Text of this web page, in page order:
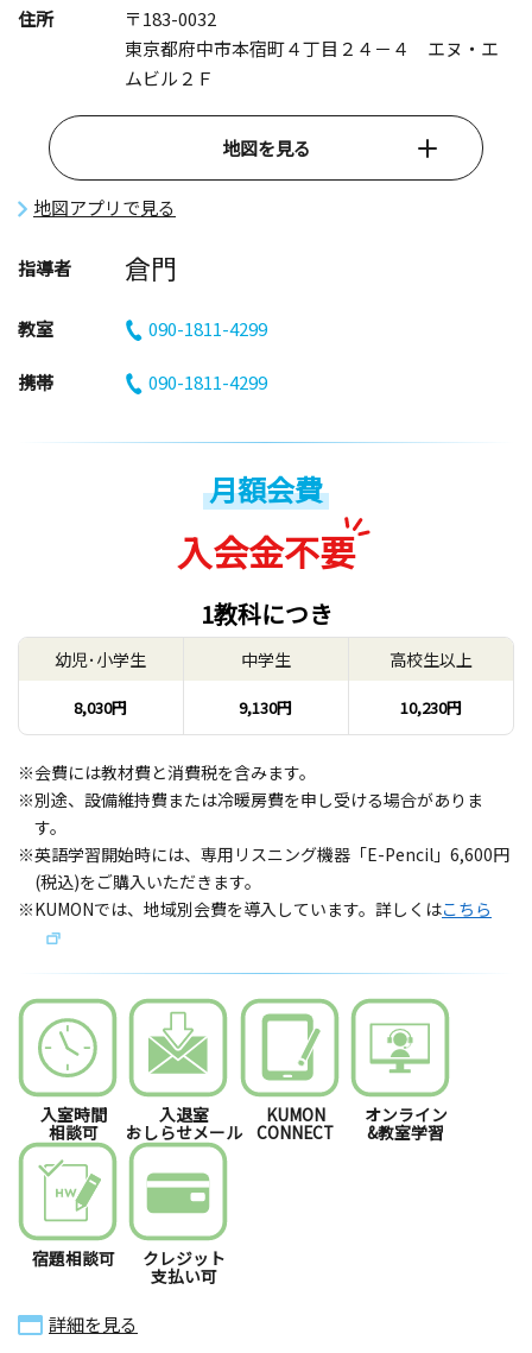
住所
〒183-0032
東京都府中市本宿町４丁目２４－４ エヌ・エ
ムビル２Ｆ
地図を見る
地図アプリで見る
指導者 倉門
教室 090-1811-4299
携帯 090-1811-4299
月額会費
入会金不要
1教科につき
幼児･小学生
8,030円
中学生
9,130円
高校生以上
10,230円
※会費には教材費と消費税を含みます。
※別途、設備維持費または冷暖房費を申し受ける場合がありま
す。
※英語学習開始時には、専用リスニング機器「E-Pencil」6,600円
(税込)をご購入いただきます。
※KUMONでは、地域別会費を導入しています。詳しくはこちら
入室時間
相談可
入退室
おしらせメール
KUMON
CONNECT
オンライン
&教室学習
宿題相談可 クレジット
支払い可
詳細を見る